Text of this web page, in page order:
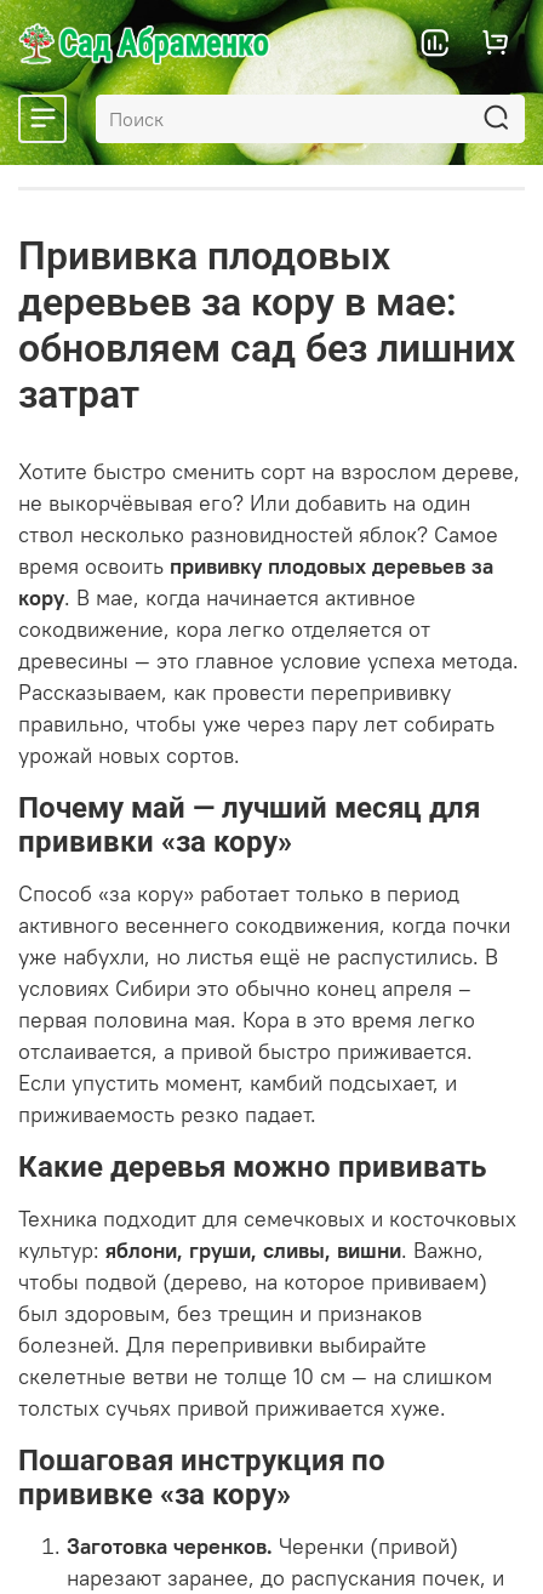
Прививка плодовых
деревьев за кору в мае:
обновляем сад без лишних
затрат
Хотите быстро сменить сорт на взрослом дереве,
не выкорчёвывая его? Или добавить на один
ствол несколько разновидностей яблок? Самое
время освоить прививку плодовых деревьев за
кору. В мае, когда начинается активное
сокодвижение, кора легко отделяется от
древесины — это главное условие успеха метода.
Рассказываем, как провести перепрививку
правильно, чтобы уже через пару лет собирать
урожай новых сортов.
Почему май — лучший месяц для
прививки «за кору»
Способ «за кору» работает только в период
активного весеннего сокодвижения, когда почки
уже набухли, но листья ещё не распустились. В
условиях Сибири это обычно конец апреля –
первая половина мая. Кора в это время легко
отслаивается, а привой быстро приживается.
Если упустить момент, камбий подсыхает, и
приживаемость резко падает.
Какие деревья можно прививать
Техника подходит для семечковых и косточковых
культур: яблони, груши, сливы, вишни. Важно,
чтобы подвой (дерево, на которое прививаем)
был здоровым, без трещин и признаков
болезней. Для перепрививки выбирайте
скелетные ветви не толще 10 см — на слишком
толстых сучьях привой приживается хуже.
Пошаговая инструкция по
прививке «за кору»
Заготовка черенков. Черенки (привой)
нарезают заранее, до распускания почек, и